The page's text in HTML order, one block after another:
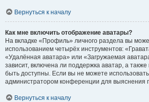
Вернуться к началу
Как мне включить отображение аватары?
На вкладке «Профиль» личного раздела вы
использованием четырёх инструментов:
«Удалённая аватара» или «Загружаемая
зависит, включена ли поддержка аватар, а также
быть доступны. Если вы не можете
администратором конференции для выяснения
Вернуться к началу